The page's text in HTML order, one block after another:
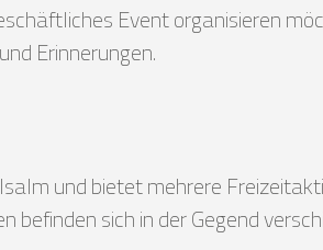
Event organisieren
Erinnerungen.
und bietet mehrere
befinden sich in der Gegend